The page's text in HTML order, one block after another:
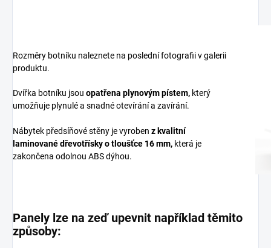
Rozměry botníku naleznete na poslední fotografii v galerii
produktu.
Dvířka botníku jsou opatřena plynovým pístem, který
umožňuje plynulé a snadné otevírání a zavírání.
Nábytek předsíňové stěny je vyroben z kvalitní
laminované dřevotřískyo tloušťce 16 mm, která je
zakončena odolnou ABS dýhou.
Panely lze na zeď upevnit například těmito
způsoby: